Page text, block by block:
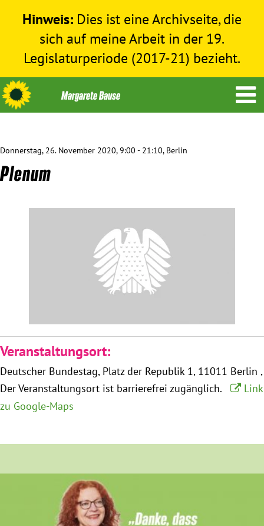
Hinweis: Dies ist eine Archivseite, die
sich auf meine Arbeit in der 19.
Legislaturperiode (2017-21) bezieht.
Themen
Bundestag 2017-2021
Obfrau im Ausschuss für Menschenrechte und
Ämter, Funktionen und Einkünfte
Besuch in Berlin
Praktikum
Patenschaftsprogramm
Donnerstag, 26. November 2020, 9:00 - 21:10, Berlin
Plenum
Veranstaltungsort:
Deutscher Bundestag Platz der Republik 1 11011 Berlin
Der Veranstaltungsort ist barrierefrei zugänglich.
Link
zu Google-Maps